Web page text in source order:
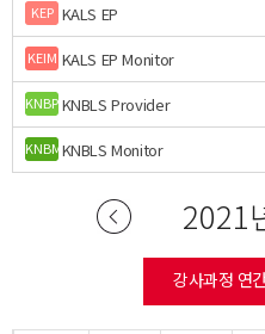
KEP KALS EP
KEIM KALS EP Monitor
KNBPKNBLS Provider
KNBMKNBLS Monitor
2021
강사과정 연